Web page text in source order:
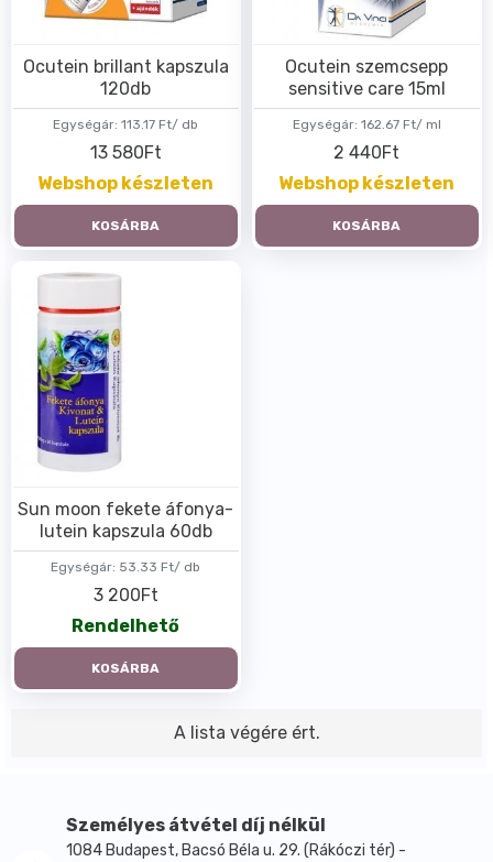
Egységár: 113.17 Ft/ db
Ocutein brillant kapszula
120db
13 580Ft
Webshop készleten
KOSÁRBA
Egységár: 162.67 Ft/ ml
Ocutein szemcsepp
sensitive care 15ml
2 440Ft
Webshop készleten
KOSÁRBA
Egységár: 53.33 Ft/ db
Sun moon fekete áfonya-
lutein kapszula 60db
3 200Ft
Rendelhető
KOSÁRBA
A lista végére ért.
Személyes átvétel díj nélkül
1084 Budapest, Bacsó Béla u. 29. (Rákóczi tér) -